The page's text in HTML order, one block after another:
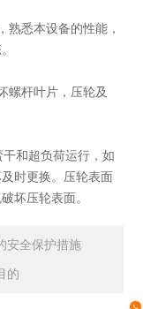
悉本设备的性能，
杆叶片，压轮及
和超负荷运行，如
时更换。压轮表面
坏压轮表面。
安全保护措施
的